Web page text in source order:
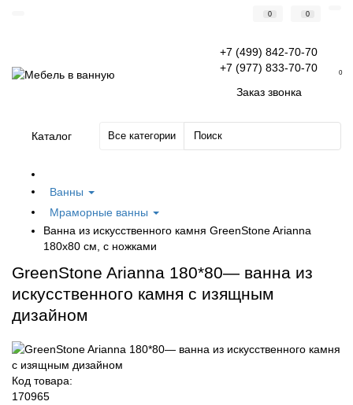
0 0
+7 (499) 842-70-70
+7 (977) 833-70-70
Заказ звонка
0
Каталог Все категории
Ванны
Мраморные ванны
Ванна из искусственного камня GreenStone Arianna
180x80 см, с ножками
GreenStone Arianna 180*80— ванна из
искусственного камня с изящным
дизайном
Код товара:
170965